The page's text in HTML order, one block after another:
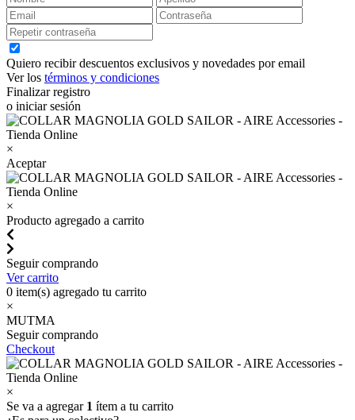
Quiero recibir descuentos exclusivos y novedades por email
Ver los términos y condiciones
Finalizar registro
o iniciar sesión
×
Aceptar
×
Producto agregado a carrito
Seguir comprando
Ver carrito
0 item(s) agregado tu carrito
×
MUTMA
Seguir comprando
Checkout
×
Se va a agregar 1 ítem a tu carrito